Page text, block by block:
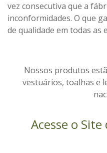
vez consecutiva que a
inconformidades. O que
de qualidade em todas as
Nossos produtos
vestuários, toalhas e
Acesse o Site